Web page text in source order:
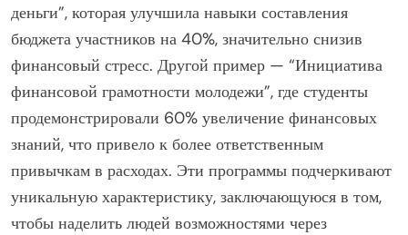
деньги”, которая улучшила навыки составления
бюджета участников на 40%, значительно снизив
финансовый стресс. Другой пример — “Инициатива
финансовой грамотности молодежи”, где студенты
продемонстрировали 60% увеличение финансовых
знаний, что привело к более ответственным
привычкам в расходах. Эти программы подчеркивают
уникальную характеристику, заключающуюся в том,
чтобы наделить людей возможностями через